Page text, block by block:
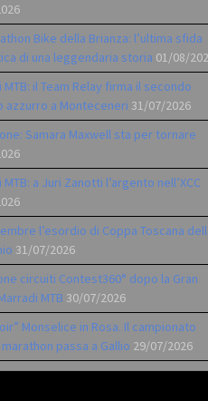
Bike della Brianza: l’ultima sfida
di una leggendaria storia 01/08/
MTB: il Team Relay firma il secondo
azzurro a Monteceneri 31/07/2026
Samara Maxwell sta per tornare
a Juri Zanotti l’argento nell’XCC
l’esordio di Coppa Toscana
31/07/2026
circuiti Contest360° dopo la Gran
MTB 30/07/2026
Monselice in Rosa. Il campionato
passa a Gallio 29/07/2026